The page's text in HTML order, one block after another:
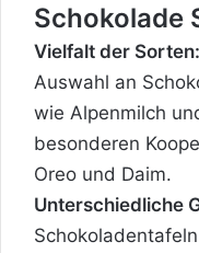
Schokolade
Vielfalt der Sorten:
Auswahl an
wie Alpenmilch
besonderen
Oreo und Daim.
Unterschiedliche